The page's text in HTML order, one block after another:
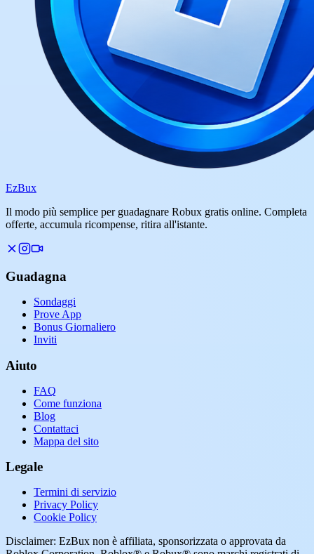
EzBux
Il modo più semplice per guadagnare Robux gratis online. Completa
offerte, accumula ricompense, ritira all'istante.
Guadagna
Sondaggi
Prove App
Bonus Giornaliero
Inviti
Aiuto
FAQ
Come funziona
Blog
Contattaci
Mappa del sito
Legale
Termini di servizio
Privacy Policy
Cookie Policy
Disclaimer: EzBux non è affiliata, sponsorizzata o approvata da